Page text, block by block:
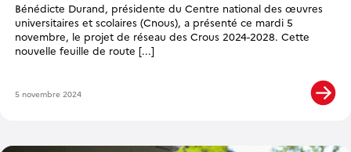
Bénédicte Durand, présidente du Centre national des œuvres
universitaires et scolaires (Cnous), a présenté ce mardi 5
novembre, le projet de réseau des Crous 2024-2028. Cette
nouvelle feuille de route [...]
5 novembre 2024